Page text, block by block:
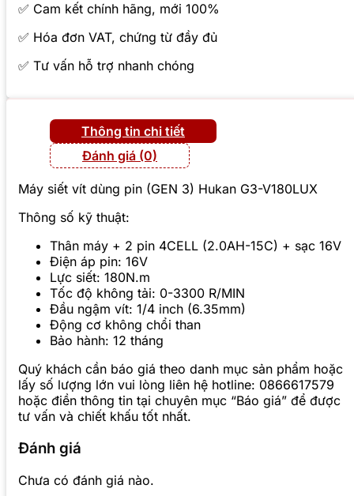
✅ Cam kết chính hãng, mới 100%
✅ Hóa đơn VAT, chứng từ đầy đủ
✅ Tư vấn hỗ trợ nhanh chóng
Thông tin chi tiết
Đánh giá (0)
Máy siết vít dùng pin (GEN 3) Hukan G3-V180LUX
Thông số kỹ thuật:
Thân máy + 2 pin 4CELL (2.0AH-15C) + sạc 16V
Điện áp pin: 16V
Lực siết: 180N.m
Tốc độ không tải: 0-3300 R/MIN
Đầu ngậm vít: 1/4 inch (6.35mm)
Động cơ không chổi than
Bảo hành: 12 tháng
Quý khách cần báo giá theo danh mục sản phẩm hoặc
lấy số lượng lớn vui lòng liên hệ hotline: 0866617579
hoặc điền thông tin tại chuyên mục “Báo giá” để được
tư vấn và chiết khấu tốt nhất.
Đánh giá
Chưa có đánh giá nào.